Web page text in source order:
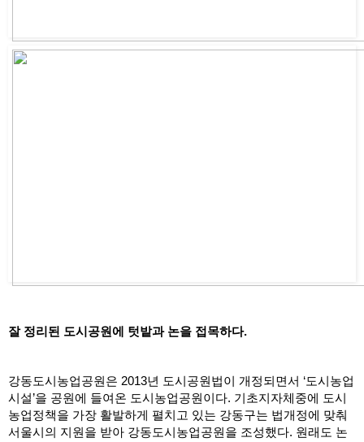
잘 정리된 도시공원에 텃밭과 논을 접목하다.
강동도시농업공원은 2013년 도시공원법이 개정되면서 ‘도시농업
시설’을 공원에 들여온 도시농업공원이다. 기초지자체중에 도시
농업정책을 가장 활발하게 펼치고 있는 강동구는 법개정에 맞춰
서울시의 지원을 받아 강동도시농업공원을 조성했다. 원래도 논